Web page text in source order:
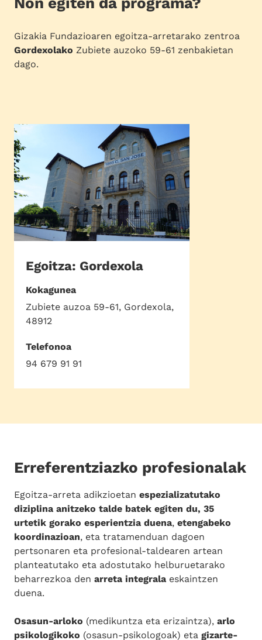
Gizakia Fundazioaren egoitza-arretarako zentroa
Gordexolako Zubiete auzoko 59-61 zenbakietan
dago.
Egoitza: Gordexola
Kokagunea
Zubiete auzoa 59-61, Gordexola,
48912
Telefonoa
94 679 91 91
Erreferentziazko profesionalak
Egoitza-arreta adikzioetan espezializatutako
diziplina anitzeko talde batek egiten du, 35
urtetik gorako esperientzia duena, etengabeko
koordinazioan, eta tratamenduan dagoen
pertsonaren eta profesional-taldearen artean
planteatutako eta adostutako helburuetarako
beharrezkoa den arreta integrala eskaintzen
duena.
Osasun-arloko (medikuntza eta erizaintza), arlo
psikologikoko (osasun-psikologoak) eta gizarte-